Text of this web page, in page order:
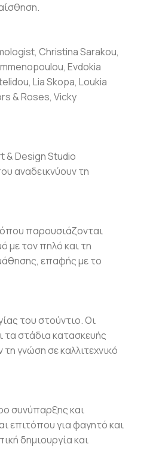
Christina Sarakou,
Evdokia
Lia Skopa, Loukia
& Roses, Vicky
& Design Studio
αναδεικνύουν τη
παρουσιάζονται
με τον πηλό και τη
επαφής με το
του στούντιο. Οι
τα στάδια κατασκευής
γνώση σε καλλιτεχνικό
συνύπαρξης και
επιτόπου για φαγητό και
δημιουργία και